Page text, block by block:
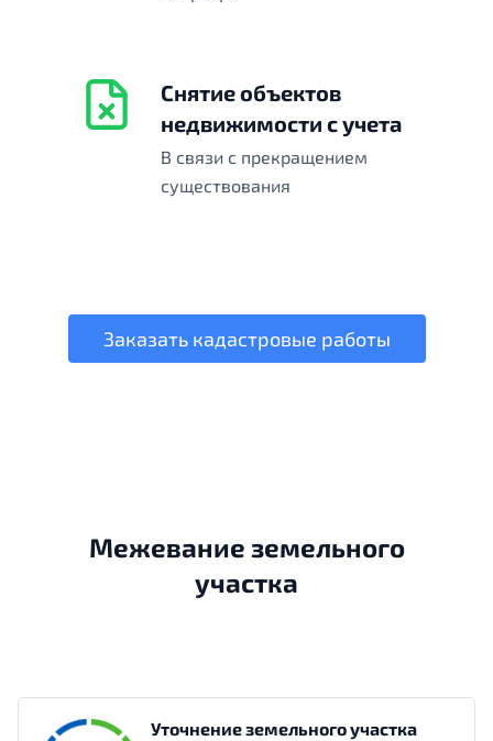
Снятие объектов
недвижимости с учета
В связи с прекращением
существования
Заказать кадастровые работы
Межевание земельного
участка
Уточнение земельного участка